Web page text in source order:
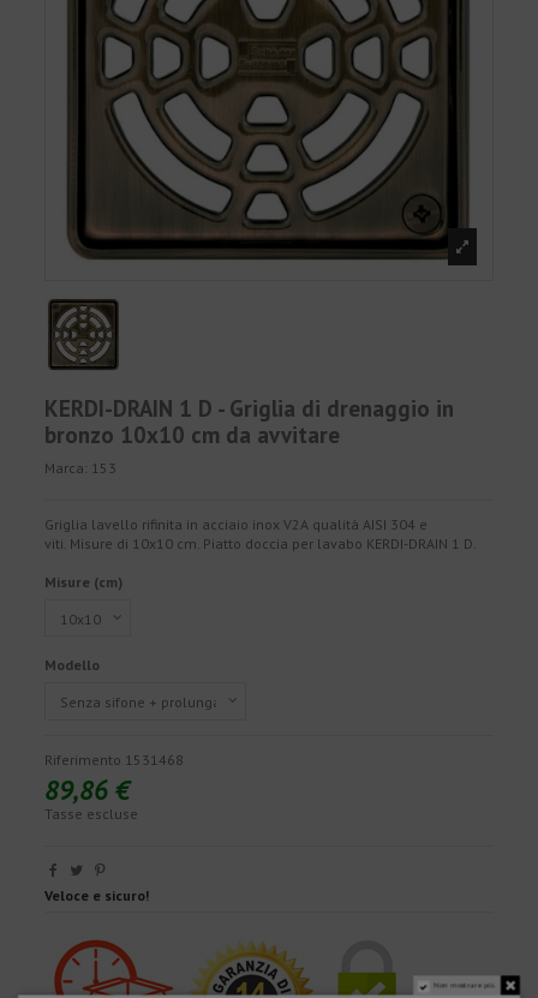
KERDI-DRAIN 1 D - Griglia di drenaggio in
bronzo 10x10 cm da avvitare
Marca: 153
Griglia lavello rifinita in acciaio inox V2A qualità AISI 304 e
viti. Misure di 10x10 cm. Piatto doccia per lavabo KERDI-DRAIN 1 D.
Misure (cm)
Modello
Riferimento 1531468
89,86 €
Tasse escluse
Veloce e sicuro!
Non mostrare più.